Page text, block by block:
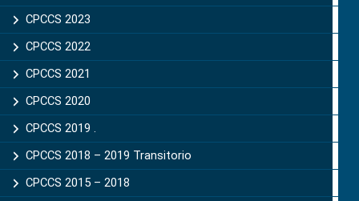
CPCCS 2023
CPCCS 2022
CPCCS 2021
CPCCS 2020
CPCCS 2019 .
CPCCS 2018 – 2019 Transitorio
CPCCS 2015 – 2018